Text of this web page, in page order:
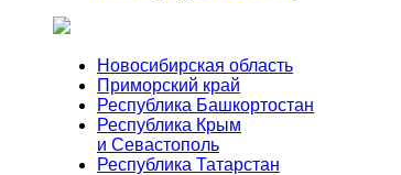
Новосибирская область
Приморский край
Республика Башкортостан
Республика Крым
и Севастополь
Республика Татарстан